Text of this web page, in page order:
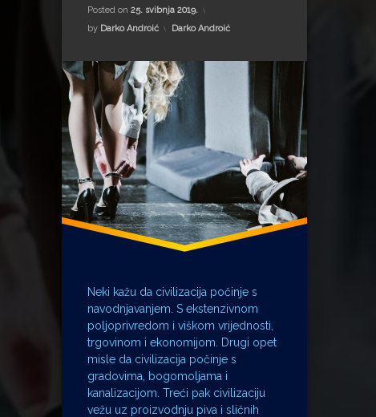
Posted on 25. svibnja 2019.
by Darko Androić Kategorije:
Darko Androić
Neki kažu da civilizacija počinje s
navodnjavanjem. S ekstenzivnom
poljoprivredom i viškom vrijednosti,
trgovinom i ekonomijom. Drugi opet
misle da civilizacija počinje s
gradovima, bogomoljama i
kanalizacijom. Treći pak civilizaciju
vežu uz proizvodnju piva i sličnih
civilizacija
Filip Nola
izborna šutnja
kazalište
Mateo Videk
Paško Vukasović
Petra Svrtan
premijera
Sloboda
teatar
Tri X i ja